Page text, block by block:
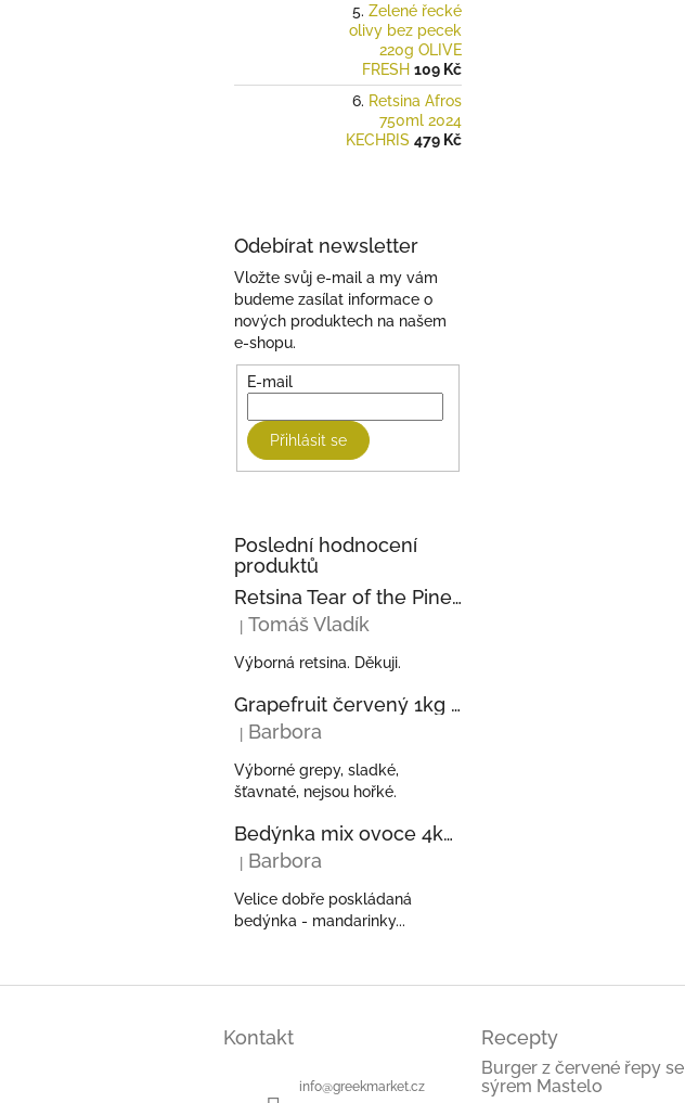
Zelené řecké
olivy bez pecek
220g OLIVE
FRESH 109 Kč
Retsina Afros
750ml 2024
KECHRIS 479 Kč
Odebírat newsletter
Vložte svůj e-mail a my vám
budeme zasílat informace o
nových produktech na našem
e-shopu.
E-mail
Přihlásit se
Poslední hodnocení
produktů
Retsina Tear of the Pine 750ml 2023 KECHRIS
Hodnocení produktu je 5 z 5 hvězdiček.
| Tomáš Vladík
Výborná retsina. Děkuji.
Grapefruit červený 1kg z Řecka
Hodnocení produktu je 5 z 5 hvězdiček.
| Barbora
Výborné grepy, sladké,
šťavnaté, nejsou hořké.
Bedýnka mix ovoce 4kg - pomeranče, mandarinky, kiwi, avokáda z Řecka
Hodnocení produktu je 5 z 5 hvězdiček.
| Barbora
Velice dobře poskládaná
bedýnka - mandarinky...
Kontakt
info@greekmarket.cz
Recepty
Burger z červené řepy se
sýrem Mastelo